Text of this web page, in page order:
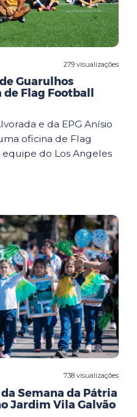
279 visualizações
Guarulhos
Flag Football
e da EPG Anísio
oficina de Flag
do Los Angeles
738 visualizações
Semana da Pátria
Jardim Vila Galvão